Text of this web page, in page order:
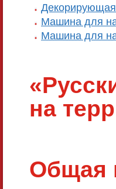
Машина для
Машина для
на
Общая